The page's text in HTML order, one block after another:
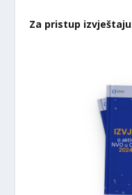
Za pristup izvještaju